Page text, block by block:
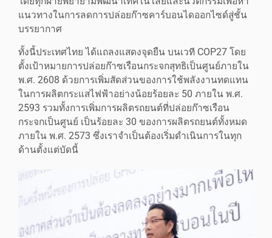
แนวทางในการลดการปล่อยก๊าซคาร์บอนไดออกไซด์สู่ชั้น
บรรยากาศ
ทั้งนี้ประเทศไทย ได้แถลงแสดงจุดยืน บนเวที COP27 โดย
ตั้งเป้าหมายการปล่อยก๊าซเรือนกระจกสุทธิเป็นศูนย์ภายใน
พ.ศ. 2608 ด้วยการเพิ่มสัดส่วนของการใช้พลังงานทดแทน
ในการผลิตกระแสไฟฟ้าอย่างน้อยร้อยละ 50 ภายใน พ.ศ.
2593 รวมทั้งการเพิ่มการผลิตรถยนต์ที่ปล่อยก๊าซเรือน
กระจกเป็นศูนย์ เป็นร้อยละ 30 ของการผลิตรถยนต์ทั้งหมด
ภายใน พ.ศ. 2573 ซึ่งเราจำเป็นต้องเริ่มดำเนินการในทุก
ด้านตั้งแต่บัดนี้